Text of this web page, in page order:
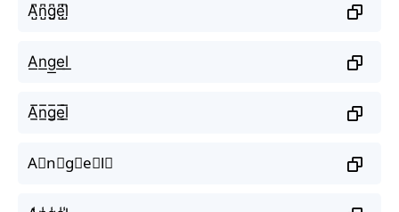
A̺͆n̺͆g̺͆e̺͆l̺͆
A͟n͟g͟e͟l͟
A̲̅n̲̅g̲̅e̲̅l̲̅
A⃣n⃣g⃣e⃣l⃣